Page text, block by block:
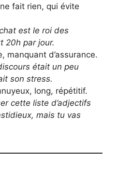
fait rien, qui évite
est le roi des
20h par jour.
manquant d’assurance.
était un peu
son stress.
long, répétitif.
cette liste d’adjectifs
mais tu vas